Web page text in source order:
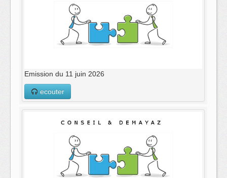
Emission du 11 juin 2026
ecouter